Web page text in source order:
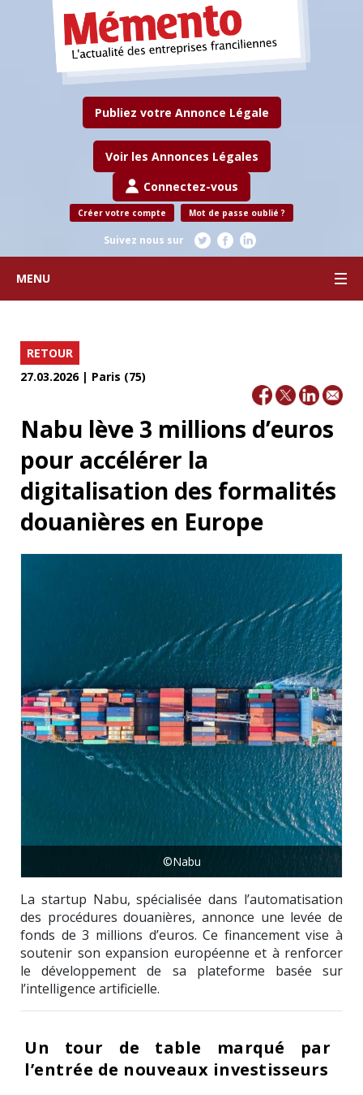
Publiez votre Annonce Légale
Voir les Annonces Légales
Connectez-vous
Créer votre compte Mot de passe oublié ?
Suivez nous sur
MENU
RETOUR
27.03.2026 | Paris (75)
Nabu lève 3 millions d’euros
pour accélérer la
digitalisation des formalités
douanières en Europe
©Nabu
La startup Nabu, spécialisée dans l’automatisation
des procédures douanières, annonce une levée de
fonds de 3 millions d’euros. Ce financement vise à
soutenir son expansion européenne et à renforcer
le développement de sa plateforme basée sur
l’intelligence artificielle.
Un tour de table marqué par
l’entrée de nouveaux investisseurs